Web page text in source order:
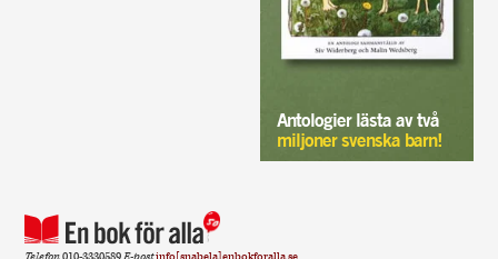
Antologier lästa av två
miljoner svenska barn!